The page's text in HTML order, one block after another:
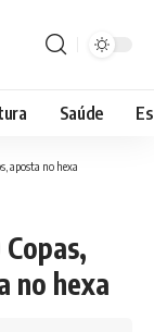
Saúde
aposta no hexa
no hexa